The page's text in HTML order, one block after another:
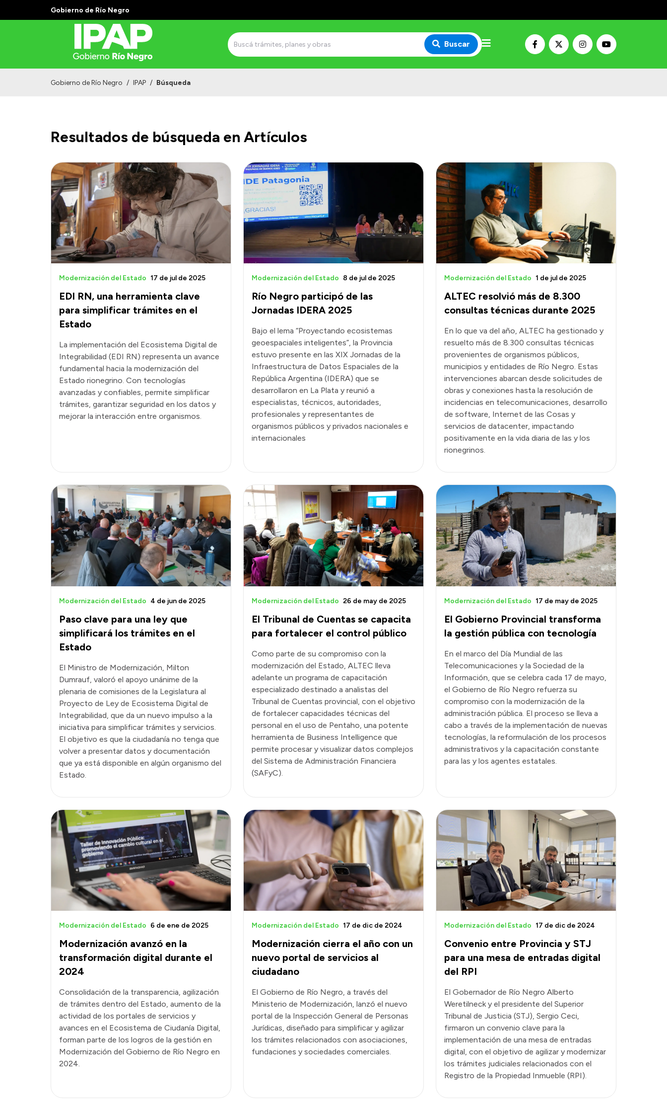
Gobierno de Río Negro
Buscar
Gobierno de Río Negro / IPAP / Búsqueda
Resultados de búsqueda en Artículos
EDI RN, una herramienta clave
para simplificar trámites en el
Estado
Modernización del Estado 17 de jul de 2025
La implementación del Ecosistema Digital de
Integrabilidad (EDI RN) representa un avance
fundamental hacia la modernización del
Estado rionegrino. Con tecnologías
avanzadas y confiables, permite simplificar
trámites, garantizar seguridad en los datos y
mejorar la interacción entre organismos.
Río Negro participó de las
Jornadas IDERA 2025
Modernización del Estado 8 de jul de 2025
Bajo el lema “Proyectando ecosistemas
geoespaciales inteligentes”, la Provincia
estuvo presente en las XIX Jornadas de la
Infraestructura de Datos Espaciales de la
República Argentina (IDERA) que se
desarrollaron en La Plata y reunió a
especialistas, técnicos, autoridades,
profesionales y representantes de
organismos públicos y privados nacionales e
internacionales
ALTEC resolvió más de 8.300
consultas técnicas durante 2025
Modernización del Estado 1 de jul de 2025
En lo que va del año, ALTEC ha gestionado y
resuelto más de 8.300 consultas técnicas
provenientes de organismos públicos,
municipios y entidades de Río Negro. Estas
intervenciones abarcan desde solicitudes de
obras y conexiones hasta la resolución de
incidencias en telecomunicaciones, desarrollo
de software, Internet de las Cosas y
servicios de datacenter, impactando
positivamente en la vida diaria de las y los
rionegrinos.
Paso clave para una ley que
simplificará los trámites en el
Estado
Modernización del Estado 4 de jun de 2025
El Ministro de Modernización, Milton
Dumrauf, valoró el apoyo unánime de la
plenaria de comisiones de la Legislatura al
Proyecto de Ley de Ecosistema Digital de
Integrabilidad, que da un nuevo impulso a la
iniciativa para simplificar trámites y servicios.
El objetivo es que la ciudadanía no tenga que
volver a presentar datos y documentación
que ya está disponible en algún organismo del
Estado.
El Tribunal de Cuentas se capacita
para fortalecer el control público
Modernización del Estado 26 de may de 2025
Como parte de su compromiso con la
modernización del Estado, ALTEC lleva
adelante un programa de capacitación
especializado destinado a analistas del
Tribunal de Cuentas provincial, con el objetivo
de fortalecer capacidades técnicas del
personal en el uso de Pentaho, una potente
herramienta de Business Intelligence que
permite procesar y visualizar datos complejos
del Sistema de Administración Financiera
(SAFyC).
El Gobierno Provincial transforma
la gestión pública con tecnología
Modernización del Estado 17 de may de 2025
En el marco del Día Mundial de las
Telecomunicaciones y la Sociedad de la
Información, que se celebra cada 17 de mayo,
el Gobierno de Río Negro refuerza su
compromiso con la modernización de la
administración pública. El proceso se lleva a
cabo a través de la implementación de nuevas
tecnologías, la reformulación de los procesos
administrativos y la capacitación constante
para las y los agentes estatales.
Modernización avanzó en la
transformación digital durante el
2024
Modernización del Estado 6 de ene de 2025
Consolidación de la transparencia, agilización
de trámites dentro del Estado, aumento de la
actividad de los portales de servicios y
avances en el Ecosistema de Ciudanía Digital,
forman parte de los logros de la gestión en
Modernización del Gobierno de Río Negro en
2024.
Modernización cierra el año con un
nuevo portal de servicios al
ciudadano
Modernización del Estado 17 de dic de 2024
El Gobierno de Río Negro, a través del
Ministerio de Modernización, lanzó el nuevo
portal de la Inspección General de Personas
Jurídicas, diseñado para simplificar y agilizar
los trámites relacionados con asociaciones,
fundaciones y sociedades comerciales.
Convenio entre Provincia y STJ
para una mesa de entradas digital
del RPI
Modernización del Estado 17 de dic de 2024
El Gobernador de Río Negro Alberto
Weretilneck y el presidente del Superior
Tribunal de Justicia (STJ), Sergio Ceci,
firmaron un convenio clave para la
implementación de una mesa de entradas
digital, con el objetivo de agilizar y modernizar
los trámites judiciales relacionados con el
Registro de la Propiedad Inmueble (RPI).